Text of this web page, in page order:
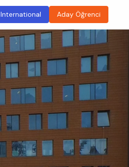
International Aday Öğrenci